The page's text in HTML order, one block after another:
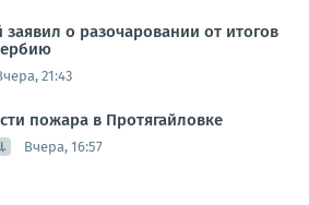
заявил о разочаровании от итогов
21:43
пожара в Протягайловке
Вчера, 16:57